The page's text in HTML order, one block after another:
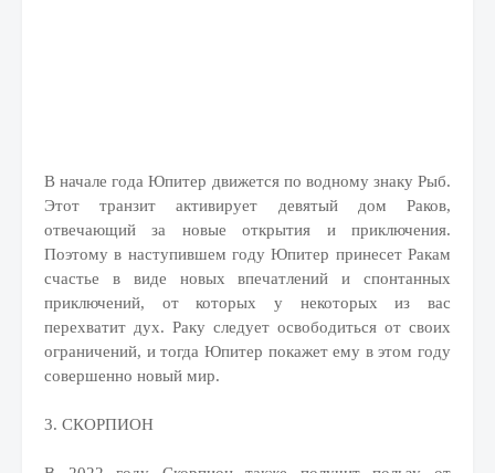
В начале года Юпитер движется по водному знаку Рыб.
Этот транзит активирует девятый дом Раков,
отвечающий за новые открытия и приключения.
Поэтому в наступившем году Юпитер принесет Ракам
счастье в виде новых впечатлений и спонтанных
приключений, от которых у некоторых из вас
перехватит дух. Раку следует освободиться от своих
ограничений, и тогда Юпитер покажет ему в этом году
совершенно новый мир.
3. СКОРПИОН